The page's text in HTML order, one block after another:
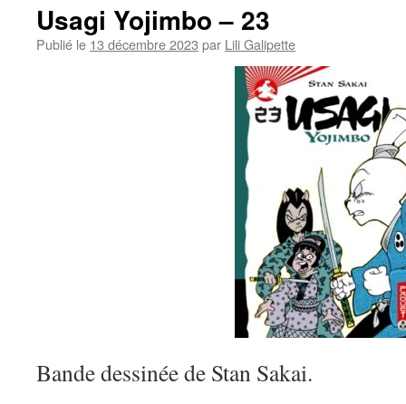
Usagi Yojimbo – 23
Publié le 13 décembre 2023 par Lili Galipette
Bande dessinée de Stan Sakai.